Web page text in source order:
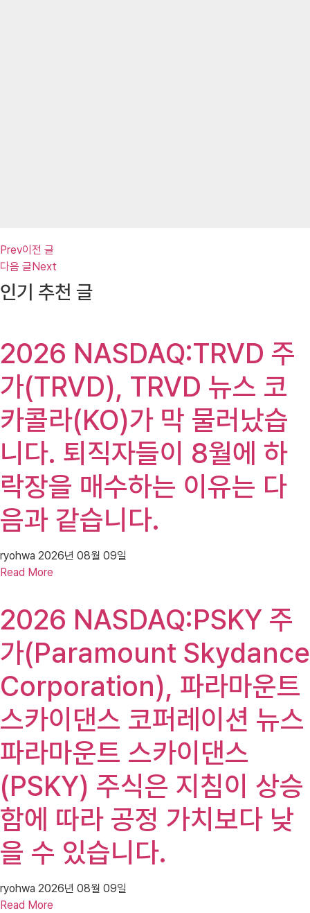
Prev이전 글
다음 글 Next
인기 추천 글
2026 NASDAQ:TRVD 주
가(TRVD), TRVD 뉴스 코
카콜라(KO)가 막 물러났습
니다. 퇴직자들이 8월에 하
락장을 매수하는 이유는 다
음과 같습니다.
ryohwa 2026년 08월 09일
Read More
2026 NASDAQ:PSKY 주
가(Paramount Skydance
Corporation), 파라마운트
스카이댄스 코퍼레이션 뉴스
파라마운트 스카이댄스
(PSKY) 주식은 지침이 상승
함에 따라 공정 가치보다 낮
을 수 있습니다.
ryohwa 2026년 08월 09일
Read More